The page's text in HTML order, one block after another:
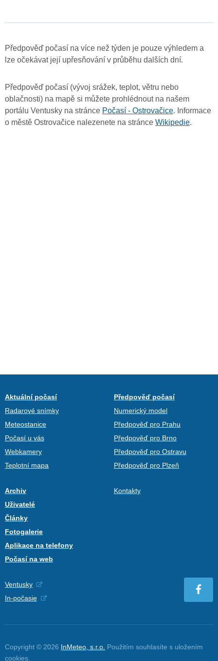
Předpověď počasí na více než týden je pouze výhledem a
lze očekávat její upřesňování v průběhu dalších dní.
Předpověď počasí (vývoj srážek, teplot, větru nebo
oblačnosti) na mapě si můžete prohlédnout na našem
portálu Ventusky na stránce Počasí - Ostrovačice. Informace
o městě Ostrovačice nalezenete na stránce Wikipedie.
Aktuální počasí
Radarové snímky
Meteostanice
Počasí u vás
Webkamery
Teplotní mapa
Předpověď počasí
Numerický model
Předpověď pro Prahu
Předpověď pro Brno
Předpověď pro Ostravu
Předpověď pro Plzeň
Archiv
Uživatelé
Články
Fotogalerie
Aplikace na telefony
Počasí na web
Kontakty
Ventusky
In-počasie
Copyright © 2026 InMeteo, s.r.o. Použitím souhlasíte s uložením
cookies